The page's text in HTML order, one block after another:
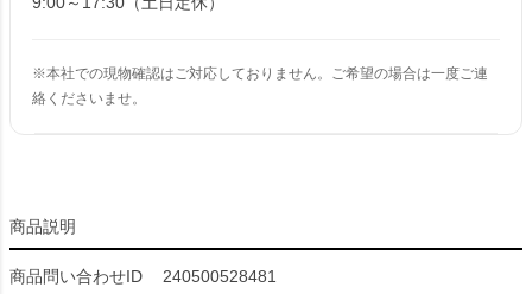
※本社での現物確認はご対応しておりません。ご希望の場合は一度ご連
絡くださいませ。
商品説明
商品問い合わせID 240500528481